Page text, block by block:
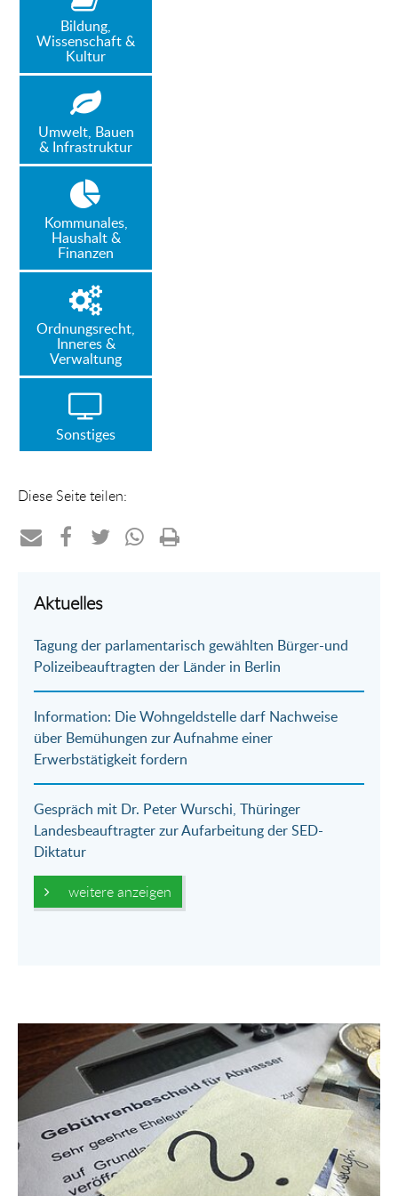
Bildung,
Wissenschaft &
Kultur
Umwelt, Bauen
& Infrastruktur
Kommunales,
Haushalt &
Finanzen
Ordnungsrecht,
Inneres &
Verwaltung
Sonstiges
Diese Seite teilen:
per
Mail
auf
Aktuelles
Tagung der parlamentarisch gewählten Bürger-und
Polizeibeauftragten der Länder in Berlin
Information: Die Wohngeldstelle darf Nachweise
über Bemühungen zur Aufnahme einer
Erwerbstätigkeit fordern
Gespräch mit Dr. Peter Wurschi, Thüringer
Landesbeauftragter zur Aufarbeitung der SED-
Diktatur
weitere anzeigen